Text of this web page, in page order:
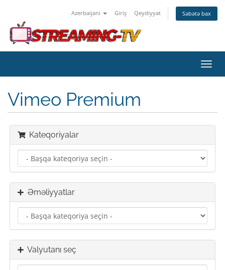
Azerbaijani Giriş Qeydiyyat Səbətə bax
keçid
Vimeo Premium
Kateqoriyalar
Əməliyyatlar
Valyutanı seç